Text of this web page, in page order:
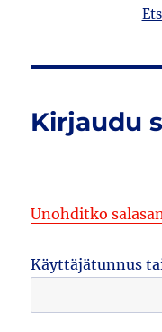
Kirjaudu
Unohditko
Käyttäjätunnus